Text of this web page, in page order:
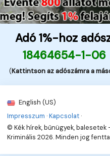
Adó 1%-hoz
18464654-1-06
(Kattintson az adószámra a
English (US)
Impresszum ·Kapcsolat ·
© Kék hírek, bűnügyek, balesetek
Kriminális 2026. Minden jog